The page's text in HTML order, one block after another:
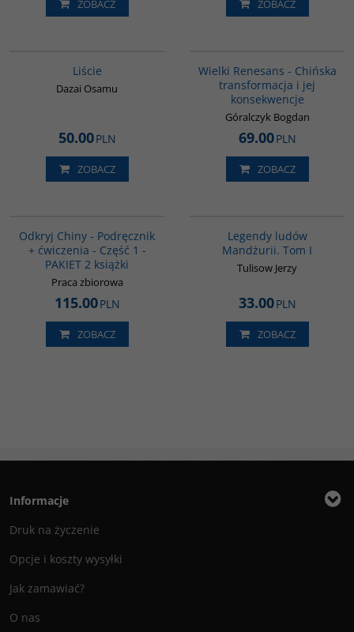
ZOBACZ ZOBACZ
Liście
Dazai Osamu
50.00PLN
ZOBACZ
Wielki Renesans - Chińska
transformacja i jej
konsekwencje
Góralczyk Bogdan
69.00PLN
ZOBACZ
Odkryj Chiny - Podręcznik
+ ćwiczenia - Część 1 -
PAKIET 2 książki
Praca zbiorowa
115.00PLN
ZOBACZ
Legendy ludów
Mandżurii. Tom I
Tulisow Jerzy
33.00PLN
ZOBACZ
Informacje
Druk na życzenie
Opcje i koszty wysyłki
Jak zamawiać?
O nas